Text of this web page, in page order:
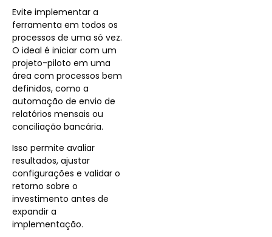
Evite implementar a
ferramenta em todos os
processos de uma só vez.
O ideal é iniciar com um
projeto-piloto em uma
área com processos bem
definidos, como a
automação de envio de
relatórios mensais ou
conciliação bancária.
Isso permite avaliar
resultados, ajustar
configurações e validar o
retorno sobre o
investimento antes de
expandir a
implementação.